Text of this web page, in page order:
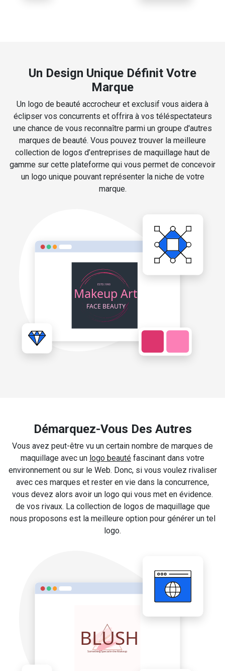
Un Design Unique Définit Votre
Marque
Un logo de beauté accrocheur et exclusif vous aidera à
éclipser vos concurrents et offrira à vos téléspectateurs
une chance de vous reconnaître parmi un groupe d'autres
marques de beauté. Vous pouvez trouver la meilleure
collection de logos d’entreprises de maquillage haut de
gamme sur cette plateforme qui vous permet de concevoir
un logo unique pouvant représenter la niche de votre
marque.
Démarquez-Vous Des Autres
Vous avez peut-être vu un certain nombre de marques de
maquillage avec un logo beauté fascinant dans votre
environnement ou sur le Web. Donc, si vous voulez rivaliser
avec ces marques et rester en vie dans la concurrence,
vous devez alors avoir un logo qui vous met en évidence.
de vos rivaux. La collection de logos de maquillage que
nous proposons est la meilleure option pour générer un tel
logo.